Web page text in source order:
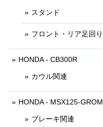
スタンド
フロント・リア足回り
HONDA - CB300R
カウル関連
HONDA - MSX125-GROM
ブレーキ関連